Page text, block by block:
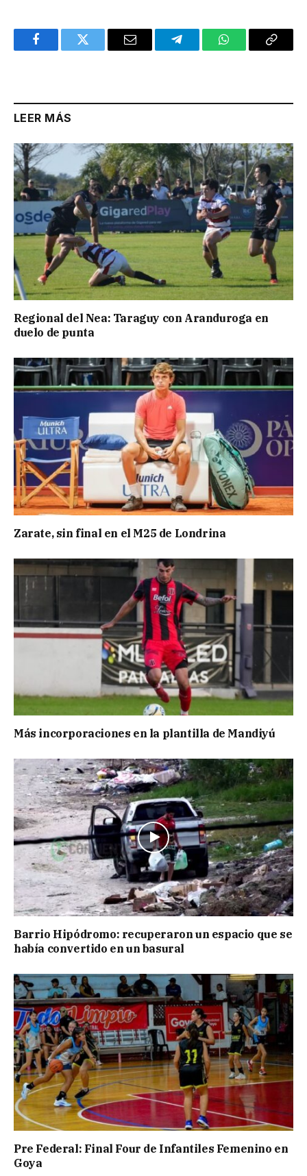
FacebookTwitter Email TelegramWhatsAppCopy
LEER MÁS
Regional del Nea: Taraguy con Aranduroga en
duelo de punta
Zarate, sin final en el M25 de Londrina
Más incorporaciones en la plantilla de Mandiyú
Barrio Hipódromo: recuperaron un espacio que se
había convertido en un basural
Pre Federal: Final Four de Infantiles Femenino en
Goya